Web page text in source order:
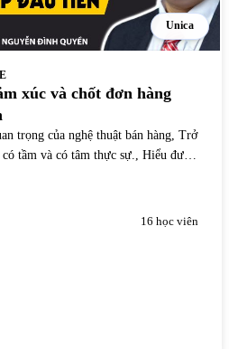
Unica
xúc và chốt đơn hàng
trọng của nghệ thuật bán hàng, Trở
tầm và có tâm thực sự., Hiểu được
từ lần gặp đầu tiên hoặc xác định
16 học viên